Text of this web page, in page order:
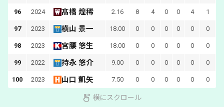
96 2024 髙橋 煌稀 2.16 8 4 0 0 4 1
97 2023 横山 景一 18.00 0 0 0 0 0 0
98 2023 宮腰 悠生 18.00 0 0 0 0 0 0
99 2022 持永 悠介 9.00 0 0 0 0 0 0
100 2023 山口 凱矢 7.50 0 0 0 0 0 0
横にスクロール